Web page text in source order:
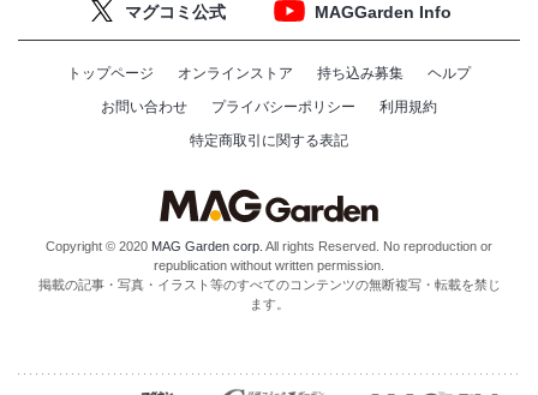
マグコミ公式 MAGGarden Info
トップページ オンラインストア 持ち込み募集
ヘルプ
お問い合わせ
プライバシーポリシー
利用規約
特定商取引に関する表記
Copyright © 2020 MAG Garden corp. All rights Reserved. No reproduction or
republication without written permission.
掲載の記事・写真・イラスト等のすべてのコンテンツの無断複写・転載を禁じ
ます。